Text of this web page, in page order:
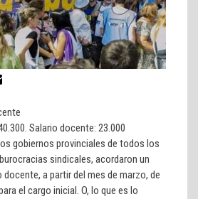
Salario docente: 23.000
gobiernos provinciales de todos los
sindicales, acordaron un
a partir del mes de marzo, de
el cargo inicial. O, lo que es lo